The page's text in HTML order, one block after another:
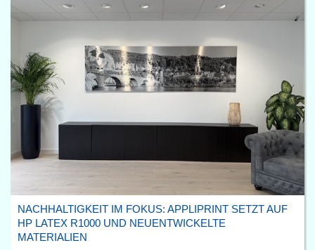
NACHHALTIGKEIT IM FOKUS: APPLIPRINT SETZT AUF
HP LATEX R1000 UND NEUENTWICKELTE
MATERIALIEN